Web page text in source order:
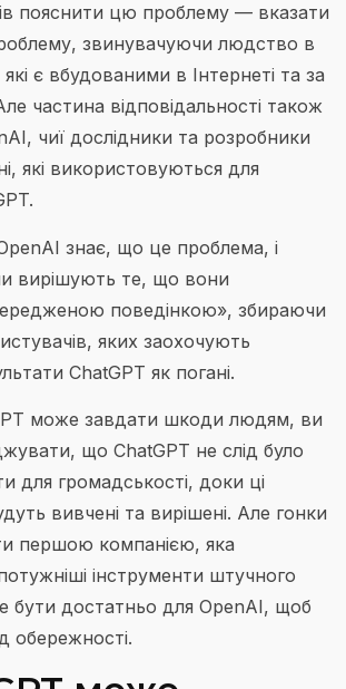
пояснити цю проблему — вказати
звинувачуючи людство в
є вбудованими в Інтернеті та за
частина відповідальності також
чиї дослідники та розробники
які використовуються для
знає, що це проблема, і
вирішують те, що вони
поведінкою», збираючи
яких заохочують
ChatGPT як погані.
може завдати шкоди людям, ви
що ChatGPT не слід було
для громадськості, доки ці
вивчені та вирішені. Але гонки
першою компанією, яка
інструменти штучного
бути достатньо для OpenAI, щоб
обережності.